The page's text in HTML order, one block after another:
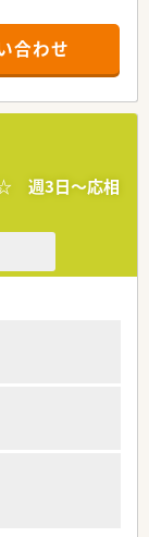
できます。
す。
。
には、スタッフ
地的に研修を行い
、実践的な研修を
ど開催していま
合わせ
☆ 週3日～応相